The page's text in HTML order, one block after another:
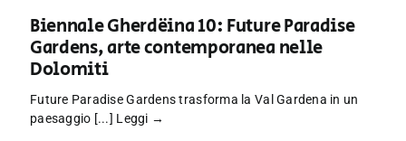
Biennale Gherdëina 10: Future Paradise
Gardens, arte contemporanea nelle
Dolomiti
Future Paradise Gardens trasforma la Val Gardena in un
paesaggio [...] Leggi →